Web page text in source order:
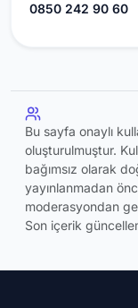
0850 242 90 60
Bu sayfa onaylı
oluşturulmuştur.
bağımsız olarak
yayınlanmadan
moderasyondan
Son içerik